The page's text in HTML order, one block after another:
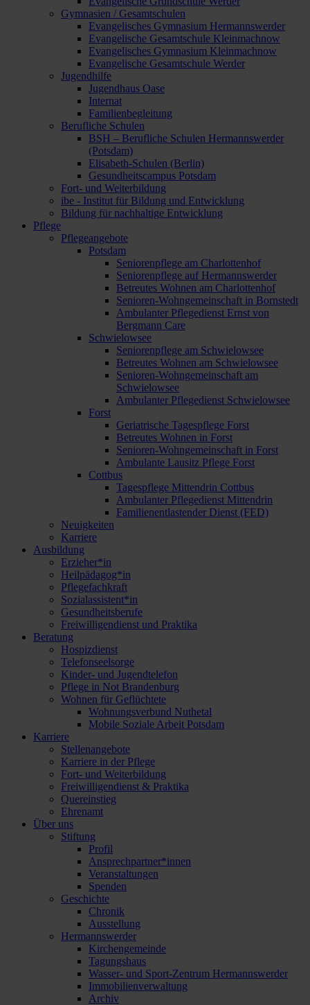
Gymnasien / Gesamtschulen
Evangelisches Gymnasium Hermannswerder
Evangelische Gesamtschule Kleinmachnow
Evangelisches Gymnasium Kleinmachnow
Evangelische Gesamtschule Werder
Jugendhilfe
Jugendhaus Oase
Internat
Familienbegleitung
Berufliche Schulen
BSH – Berufliche Schulen Hermannswerder
(Potsdam)
Elisabeth-Schulen (Berlin)
Gesundheitscampus Potsdam
Fort- und Weiterbildung
ibe - Institut für Bildung und Entwicklung
Bildung für nachhaltige Entwicklung
Pflege
Pflegeangebote
Potsdam
Seniorenpflege am Charlottenhof
Seniorenpflege auf Hermannswerder
Betreutes Wohnen am Charlottenhof
Senioren-Wohngemeinschaft in Bornstedt
Ambulanter Pflegedienst Ernst von
Bergmann Care
Schwielowsee
Seniorenpflege am Schwielowsee
Betreutes Wohnen am Schwielowsee
Senioren-Wohngemeinschaft am
Schwielowsee
Ambulanter Pflegedienst Schwielowsee
Forst
Geriatrische Tagespflege Forst
Betreutes Wohnen in Forst
Senioren-Wohngemeinschaft in Forst
Ambulante Lausitz Pflege Forst
Cottbus
Tagespflege Mittendrin Cottbus
Ambulanter Pflegedienst Mittendrin
Familienentlastender Dienst (FED)
Neuigkeiten
Karriere
Ausbildung
Erzieher*in
Heilpädagog*in
Pflegefachkraft
Sozialassistent*in
Gesundheitsberufe
Freiwilligendienst und Praktika
Beratung
Hospizdienst
Telefonseelsorge
Kinder- und Jugendtelefon
Pflege in Not Brandenburg
Wohnen für Geflüchtete
Wohnungsverbund Nuthetal
Mobile Soziale Arbeit Potsdam
Karriere
Stellenangebote
Karriere in der Pflege
Fort- und Weiterbildung
Freiwilligendienst & Praktika
Quereinstieg
Ehrenamt
Über uns
Stiftung
Profil
Ansprechpartner*innen
Veranstaltungen
Spenden
Geschichte
Chronik
Ausstellung
Hermannswerder
Kirchengemeinde
Tagungshaus
Wasser- und Sport-Zentrum Hermannswerder
Immobilienverwaltung
Archiv